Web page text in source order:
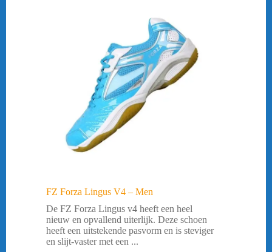
FZ Forza Lingus V4 – Men
De FZ Forza Lingus v4 heeft een heel
nieuw en opvallend uiterlijk. Deze schoen
heeft een uitstekende pasvorm en is steviger
en slijt-vaster met een ...